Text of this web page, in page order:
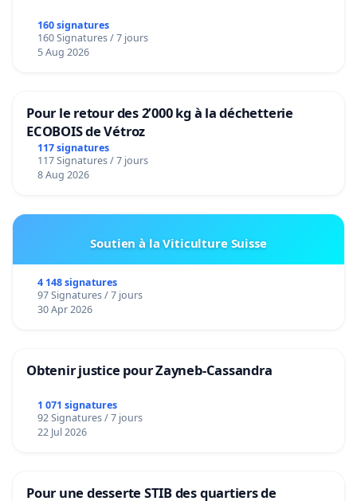
160 signatures
160 Signatures / 7 jours
5 Aug 2026
Pour le retour des 2’000 kg à la déchetterie
ECOBOIS de Vétroz
117 signatures
117 Signatures / 7 jours
8 Aug 2026
Soutien à la Viticulture Suisse
4 148 signatures
97 Signatures / 7 jours
30 Apr 2026
Obtenir justice pour Zayneb-Cassandra
1 071 signatures
92 Signatures / 7 jours
22 Jul 2026
Pour une desserte STIB des quartiers de